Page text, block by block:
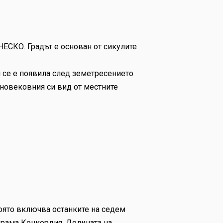
Градът е основан от сикулите
е появила след земетресението
си вид от местните
включва останките на седем